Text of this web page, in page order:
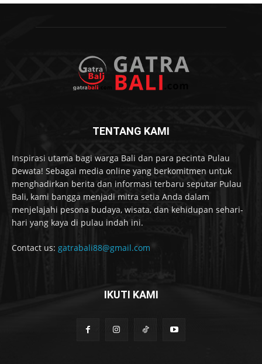
TENTANG KAMI
Inspirasi utama bagi warga Bali dan para pecinta Pulau
Dewata! Sebagai media online yang berkomitmen untuk
menghadirkan berita dan informasi terbaru seputar Pulau
Bali, kami bangga menjadi mitra setia Anda dalam
menjelajahi pesona budaya, wisata, dan kehidupan sehari-
hari yang kaya di pulau indah ini.
Contact us: gatrabali88@gmail.com
IKUTI KAMI